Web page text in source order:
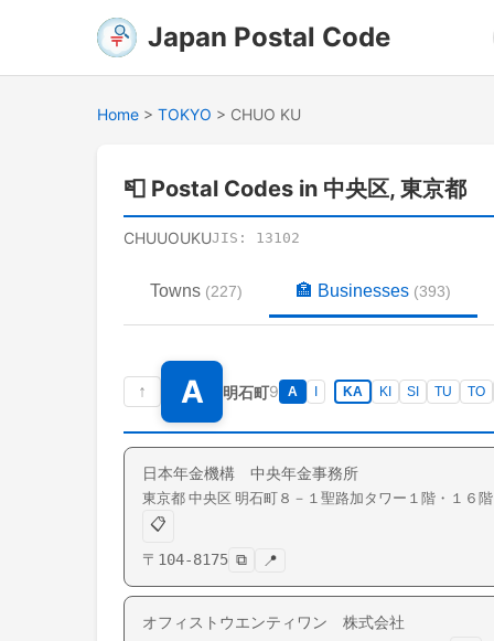
Japan Postal Code
Home > TOKYO > CHUO KU
📮 Postal Codes in 中央区, 東京都
CHUUOUKUJIS: 13102
Towns (227) 🏣 Businesses (393)
↑ A 明石町9 A KA KI SI TU TO
日本年金機構 中央年金事務所
東京都 中央区 明石町 ８－１聖路加タワー１階・１６階
📋
〒 104-8175 ⧉ 📍
オフィストウエンティワン 株式会社